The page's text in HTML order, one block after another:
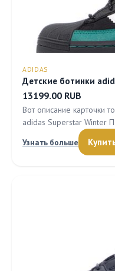
ADIDAS
Детские ботинки
13199.00 RUB
Вот описание карточки
adidas Superstar Winter
Узнать больше